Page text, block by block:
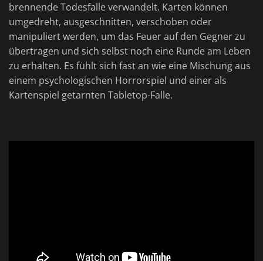
brennende Todesfalle verwandelt. Karten können
umgedreht, ausgeschnitten, verschoben oder
manipuliert werden, um das Feuer auf den Gegner zu
übertragen und sich selbst noch eine Runde am Leben
zu erhalten. Es fühlt sich fast an wie eine Mischung aus
einem psychologischen Horrorspiel und einer als
Kartenspiel getarnten Tabletop-Falle.